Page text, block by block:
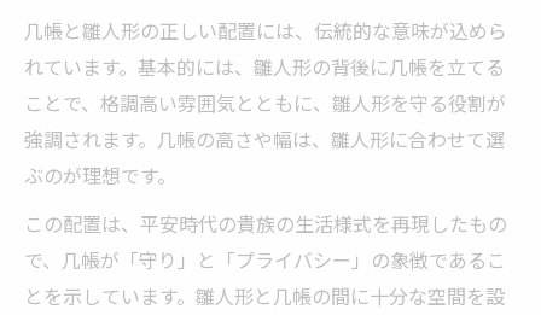
几帳と雛人形の正しい配置には、伝統的な意味が込めら
れています。基本的には、雛人形の背後に几帳を立てる
ことで、格調高い雰囲気とともに、雛人形を守る役割が
強調されます。几帳の高さや幅は、雛人形に合わせて選
ぶのが理想です。
この配置は、平安時代の貴族の生活様式を再現したもの
で、几帳が「守り」と「プライバシー」の象徴であるこ
とを示しています。雛人形と几帳の間に十分な空間を設